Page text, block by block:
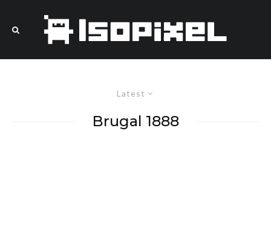
Latest
Brugal 1888